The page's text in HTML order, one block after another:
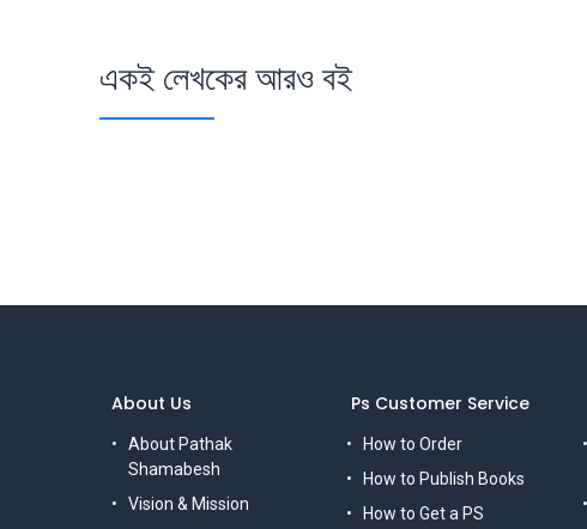
একই লেখকের আরও বই
Ps Customer Service
How to Order
How to Publish Books
How to Get a PS
About Us
About Pathak
Shamabesh
Vision & Mission